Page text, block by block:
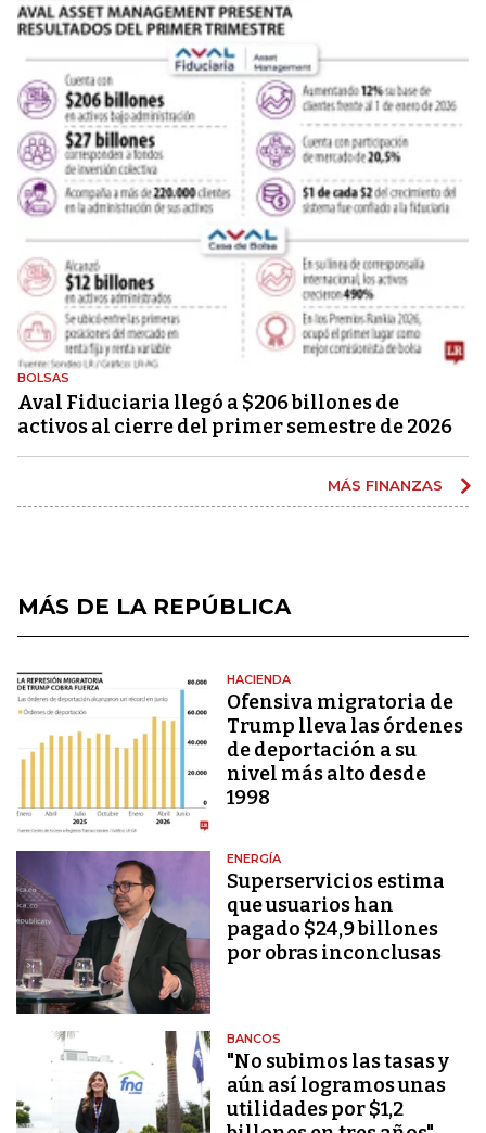
BOLSAS
Aval Fiduciaria llegó a $206 billones de
activos al cierre del primer semestre de 2026
MÁS FINANZAS
MÁS DE LA REPÚBLICA
HACIENDA
Ofensiva migratoria de
Trump lleva las órdenes
de deportación a su
nivel más alto desde
1998
ENERGÍA
Superservicios estima
que usuarios han
pagado $24,9 billones
por obras inconclusas
BANCOS
"No subimos las tasas y
aún así logramos unas
utilidades por $1,2